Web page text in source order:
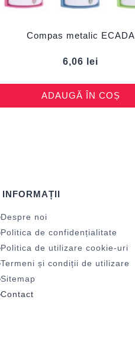
Compas metalic ECADA
6,06 lei
ADAUGĂ ÎN COȘ
INFORMAȚII
Despre noi
Politica de confidențialitate
Politica de utilizare cookie-uri
Termeni și condiții de utilizare
Sitemap
Contact